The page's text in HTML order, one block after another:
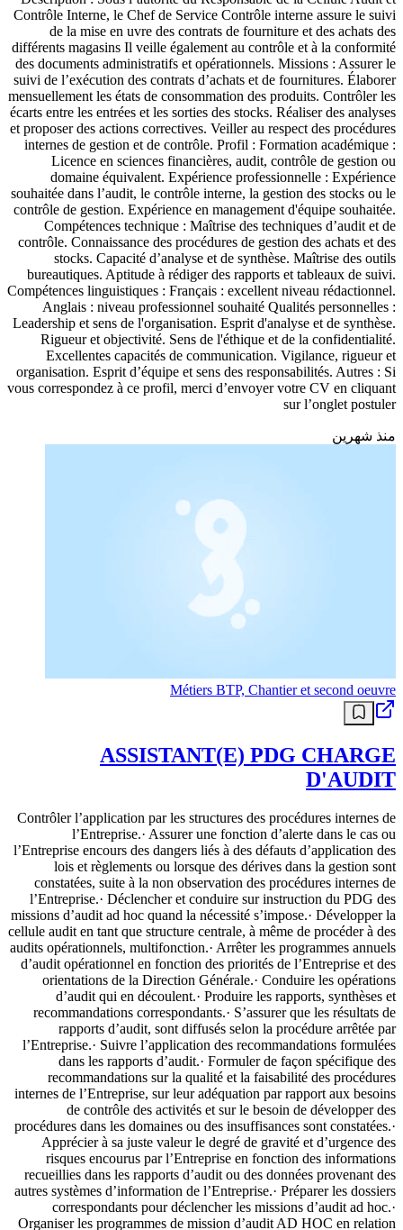
Contrôle Interne, le Chef de Service Contrôle interne assure le suivi
de la mise en uvre des contrats de fourniture et des achats des
différents magasins Il veille également au contrôle et à la conformité
des documents administratifs et opérationnels. Missions : Assurer le
suivi de l’exécution des contrats d’achats et de fournitures. Élaborer
mensuellement les états de consommation des produits. Contrôler les
écarts entre les entrées et les sorties des stocks. Réaliser des analyses
et proposer des actions correctives. Veiller au respect des procédures
internes de gestion et de contrôle. Profil : Formation académique :
Licence en sciences financières, audit, contrôle de gestion ou
domaine équivalent. Expérience professionnelle : Expérience
souhaitée dans l’audit, le contrôle interne, la gestion des stocks ou le
contrôle de gestion. Expérience en management d'équipe souhaitée.
Compétences technique : Maîtrise des techniques d’audit et de
contrôle. Connaissance des procédures de gestion des achats et des
stocks. Capacité d’analyse et de synthèse. Maîtrise des outils
bureautiques. Aptitude à rédiger des rapports et tableaux de suivi.
Compétences linguistiques : Français : excellent niveau rédactionnel.
Anglais : niveau professionnel souhaité Qualités personnelles :
Leadership et sens de l'organisation. Esprit d'analyse et de synthèse.
Rigueur et objectivité. Sens de l'éthique et de la confidentialité.
Excellentes capacités de communication. Vigilance, rigueur et
organisation. Esprit d’équipe et sens des responsabilités. Autres : Si
vous correspondez à ce profil, merci d’envoyer votre CV en cliquant
sur l’onglet postuler
منذ شهرين
Métiers BTP, Chantier et second oeuvre
ASSISTANT(E) PDG CHARGE
D'AUDIT
Contrôler l’application par les structures des procédures internes de
l’Entreprise.· Assurer une fonction d’alerte dans le cas ou
l’Entreprise encours des dangers liés à des défauts d’application des
lois et règlements ou lorsque des dérives dans la gestion sont
constatées, suite à la non observation des procédures internes de
l’Entreprise.· Déclencher et conduire sur instruction du PDG des
missions d’audit ad hoc quand la nécessité s’impose.· Développer la
cellule audit en tant que structure centrale, à même de procéder à des
audits opérationnels, multifonction.· Arrêter les programmes annuels
d’audit opérationnel en fonction des priorités de l’Entreprise et des
orientations de la Direction Générale.· Conduire les opérations
d’audit qui en découlent.· Produire les rapports, synthèses et
recommandations correspondants.· S’assurer que les résultats de
rapports d’audit, sont diffusés selon la procédure arrêtée par
l’Entreprise.· Suivre l’application des recommandations formulées
dans les rapports d’audit.· Formuler de façon spécifique des
recommandations sur la qualité et la faisabilité des procédures
internes de l’Entreprise, sur leur adéquation par rapport aux besoins
de contrôle des activités et sur le besoin de développer des
procédures dans les domaines ou des insuffisances sont constatées.·
Apprécier à sa juste valeur le degré de gravité et d’urgence des
risques encourus par l’Entreprise en fonction des informations
recueillies dans les rapports d’audit ou des données provenant des
autres systèmes d’information de l’Entreprise.· Préparer les dossiers
correspondants pour déclencher les missions d’audit ad hoc.·
Organiser les programmes de mission d’audit AD HOC en relation